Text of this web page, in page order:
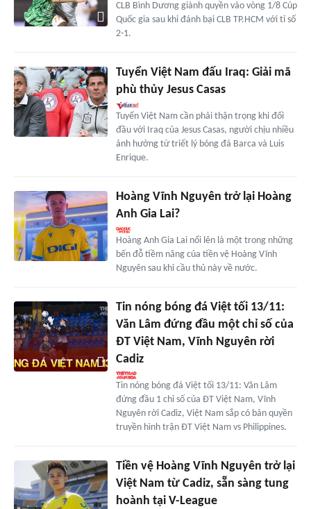
CLB Bình Dương giành quyền vào vòng 1/8 Cúp
Quốc gia sau khi đánh bại CLB TP.HCM với tỉ số
2-1.
Tuyển Việt Nam đấu Iraq: Giải mã
phù thủy Jesus Casas
Tuyển Việt Nam cần phải thận trọng khi đối
đầu với Iraq của Jesus Casas, người chịu nhiều
ảnh hưởng từ triết lý bóng đá Barca và Luis
Enrique.
Hoàng Vĩnh Nguyên trở lại Hoàng
Anh Gia Lai?
Hoàng Anh Gia Lai nổi lên là một trong những
bến đỗ tiềm năng của tiền vệ Hoàng Vĩnh
Nguyên sau khi cầu thủ này về nước.
Tin nóng bóng đá Việt tối 13/11:
Văn Lâm đứng đầu một chỉ số của
ĐT Việt Nam, Vĩnh Nguyên rời
Cadiz
Tin nóng bóng đá Việt tối 13/11: Văn Lâm
đứng đầu 1 chỉ số của ĐT Việt Nam, Vĩnh
Nguyên rời Cadiz, Việt Nam sắp có bản quyền
truyền hình trận ĐT Việt Nam vs Philippines.
Tiền vệ Hoàng Vĩnh Nguyên trở lại
Việt Nam từ Cadiz, sẵn sàng tung
hoành tại V-League